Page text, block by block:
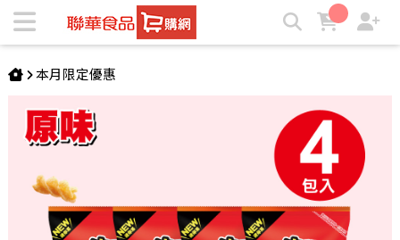
可樂果-MiNi原味(50gX4包) | ★聯華食品e購網★
本月限定優惠